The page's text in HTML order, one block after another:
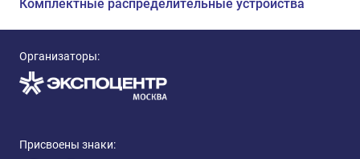
Комплектные распределительные устройства
Организаторы:
Присвоены знаки: